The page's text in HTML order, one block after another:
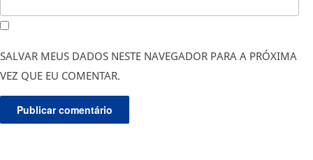
SALVAR MEUS DADOS NESTE NAVEGADOR PARA A PRÓXIMA
VEZ QUE EU COMENTAR.